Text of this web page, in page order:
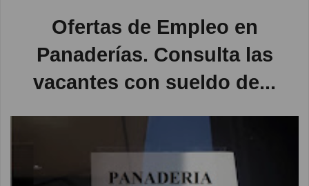
Ofertas de Empleo en
Panaderías. Consulta las
vacantes con sueldo de...